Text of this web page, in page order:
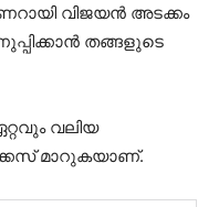
വിജയന്‍ അടക്കം
തങ്ങളുടെ
വലിയ
മാറുകയാണ്.